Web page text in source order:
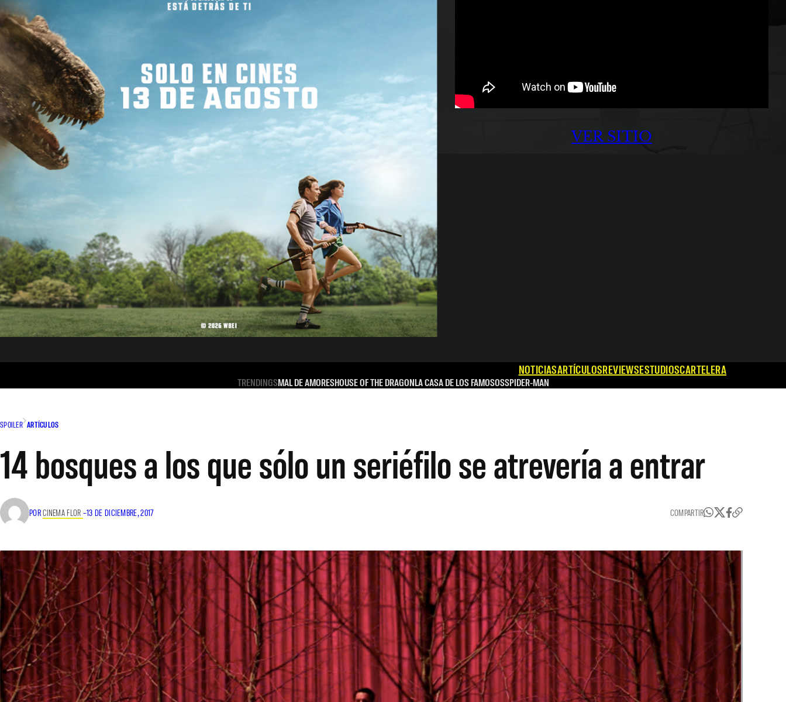
VER SITIO
NOTICIASARTÍCULOSREVIEWSESTUDIOSCARTELERA
TRENDINGSMAL DE AMORESHOUSE OF THE DRAGONLA CASA DE LOS FAMOSOSSPIDER-MAN
SPOILER ARTÍCULOS
14 bosques a los que sólo un seriéfilo se atrevería a entrar
PORCINEMA FLOR –13 DE DICIEMBRE, 2017 COMPARTIR